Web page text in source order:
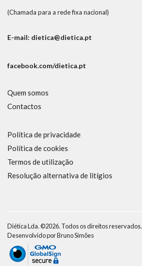
(Chamada para a rede fixa nacional)
E-mail: dietica@dietica.pt
facebook.com/dietica.pt
Quem somos
Contactos
Política de privacidade
Política de cookies
Termos de utilização
Resolução alternativa de litígios
Diética Lda. ©2026. Todos os direitos reservados.
Desenvolvido porBruno Simões